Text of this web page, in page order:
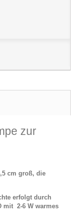
zur
cm groß, die
erfolgt durch
mit 2-6 W warmes